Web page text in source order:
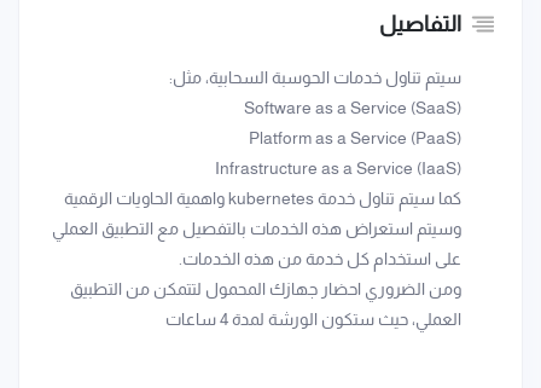
التفاصيل
سيتم تناول خدمات الحوسبة السحابية، مثل:
Software as a Service (SaaS)
Platform as a Service (PaaS)
Infrastructure as a Service (IaaS)
كما سيتم تناول خدمة kubernetes واهمية الحاويات الرقمية
وسيتم استعراض هذه الخدمات بالتفصيل مع التطبيق العملي
على استخدام كل خدمة من هذه الخدمات.
ومن الضروري احضار جهازك المحمول لتتمكن من التطبيق
العملي، حيث ستكون الورشة لمدة 4 ساعات